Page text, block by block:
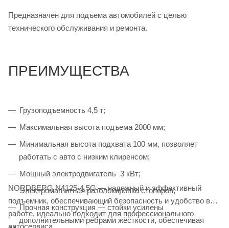
Предназначен для подъема автомобилей с целью
технического обслуживания и ремонта.
ПРЕИМУЩЕСТВА
Грузоподъемность 4,5 т;
Максимальная высота подъема 2000 мм;
Минимальная высота подхвата 100 мм, позволяет
работать с авто с низким клиренсом;
Мощный электродвигатель 3 кВт;
Электромагнитная разблокировка стопоров;
Прочная конструкция — стойки усилены
дополнительными рёбрами жёсткости, обеспечивая
NORDBERG N4125-4,5G — надежный и эффективный
подъемник, обеспечивающий безопасность и удобство в
работе, идеально подходит для профессионального
автосервиса.